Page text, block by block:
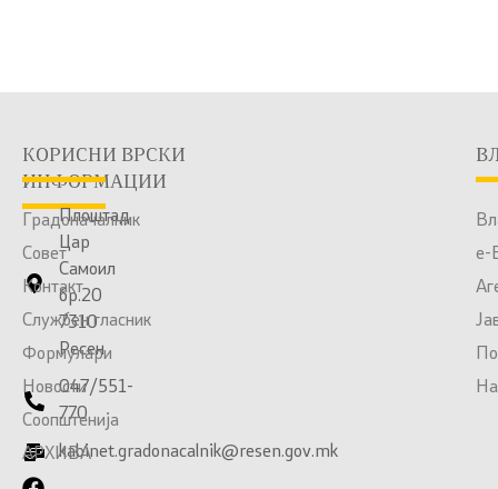
ИНФОРМАЦИИ
Плоштад
Цар
Самоил
бр.20
7310
Ресен
047/551-
770
kabinet.gradonacalnik@resen.gov.mk
КОРИСНИ ВРСКИ
Градоначалник
Совет
Контакт
Службен гласник
Формулари
Новости
Соопштенија
АРХИВА
е-